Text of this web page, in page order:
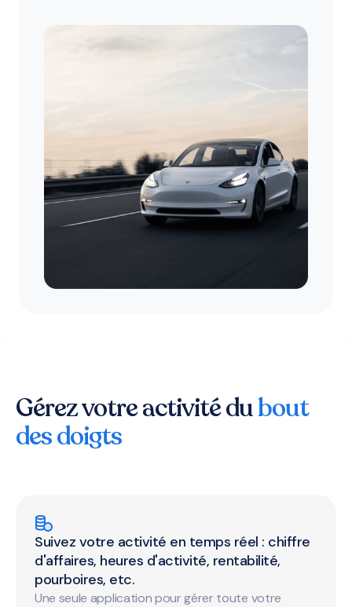
Gérez votre activité dubout
des doigts
Suivez votre activité en temps réel : chiffre
d'affaires, heures d'activité, rentabilité,
pourboires, etc.
Une seule application pour gérer toute votre